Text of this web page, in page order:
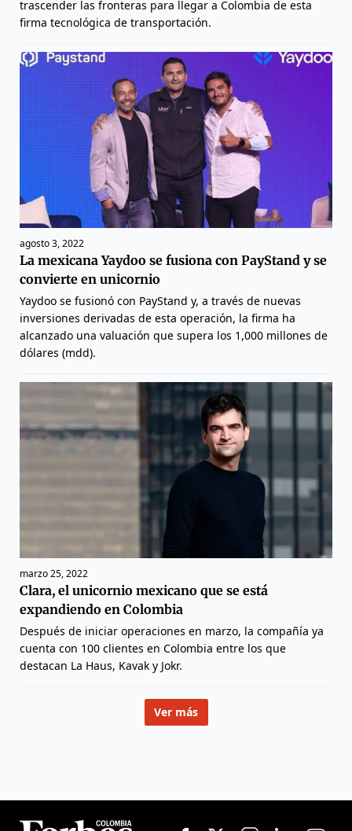
trascender las fronteras para llegar a Colombia de esta
firma tecnológica de transportación.
agosto 3, 2022
La mexicana Yaydoo se fusiona con PayStand y se
convierte en unicornio
Yaydoo se fusionó con PayStand y, a través de nuevas
inversiones derivadas de esta operación, la firma ha
alcanzado una valuación que supera los 1,000 millones de
dólares (mdd).
marzo 25, 2022
Clara, el unicornio mexicano que se está
expandiendo en Colombia
Después de iniciar operaciones en marzo, la compañía ya
cuenta con 100 clientes en Colombia entre los que
destacan La Haus, Kavak y Jokr.
Ver más